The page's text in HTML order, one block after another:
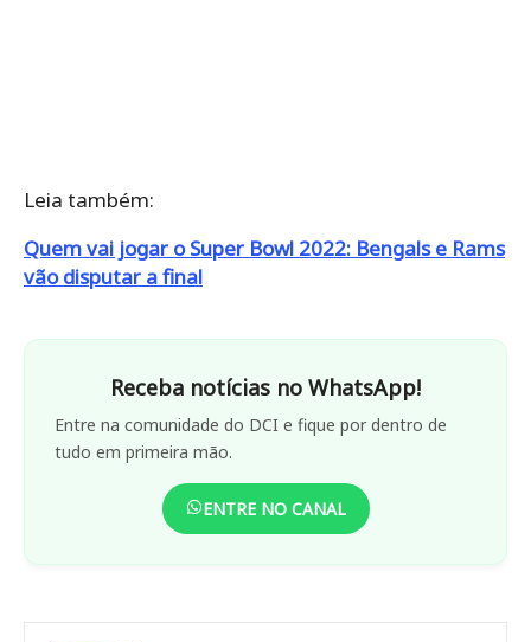
Leia também:
Quem vai jogar o Super Bowl 2022: Bengals e Rams
vão disputar a final
Receba notícias no WhatsApp!
Entre na comunidade do DCI e fique por dentro de
tudo em primeira mão.
ENTRE NO CANAL